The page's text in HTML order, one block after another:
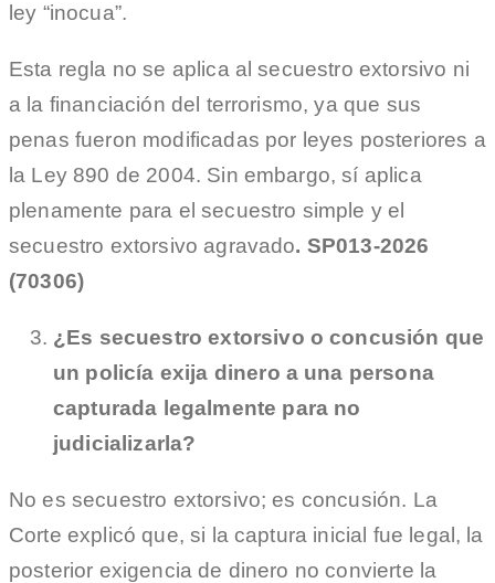
ley “inocua”.
Esta regla no se aplica al secuestro extorsivo ni
a la financiación del terrorismo, ya que sus
penas fueron modificadas por leyes posteriores a
la Ley 890 de 2004. Sin embargo, sí aplica
plenamente para el secuestro simple y el
secuestro extorsivo agravado. SP013-2026
(70306)
¿Es secuestro extorsivo o concusión que
un policía exija dinero a una persona
capturada legalmente para no
judicializarla?
No es secuestro extorsivo; es concusión. La
Corte explicó que, si la captura inicial fue legal, la
posterior exigencia de dinero no convierte la